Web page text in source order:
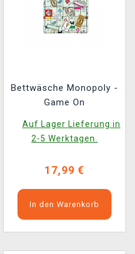
Bettwäsche Monopoly -
Game On
Auf Lager Lieferung in
2-5 Werktagen.
17,99 €
In den Warenkorb